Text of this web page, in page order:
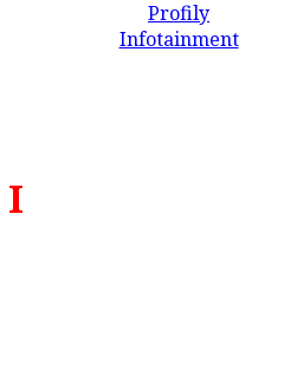
Profily
Infotainment
I